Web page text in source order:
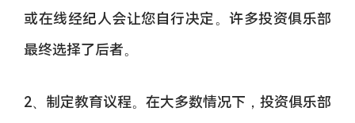
或在线经纪人会让您自行决定。许多投资俱乐部
最终选择了后者。
2、制定教育议程。在大多数情况下，投资俱乐部